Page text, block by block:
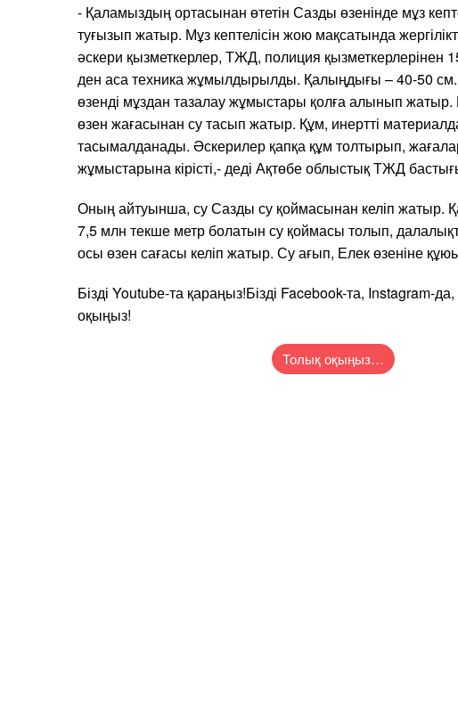
- Қаламыздың ортасынан өтетін Сазды өзенінде мұз
туғызып жатыр. Мұз кептелісін жою мақсатында
әскери қызметкерлер, ТЖД, полиция қызметкерлерінен
ден аса техника жұмылдырылды. Қалыңдығы – 40-50 см.
өзенді мұздан тазалау жұмыстары қолға алынып
өзен жағасынан су тасып жатыр. Құм, инертті
тасымалданады. Әскерилер қапқа құм толтырып,
жұмыстарына кірісті,- деді Ақтөбе облыстық ТЖД
Оның айтуынша, су Сазды су қоймасынан келіп жатыр.
7,5 млн текше метр болатын су қоймасы толып,
осы өзен сағасы келіп жатыр. Су ағып, Елек өзеніне
Бізді Youtubе-та қараңыз!Бізді Facebook-та, Instagram-
оқыңыз!
Толық оқыңыз…